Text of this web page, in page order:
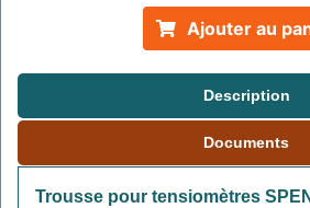
Ajouter au
Description
Documents
Trousse pour tensiomètres